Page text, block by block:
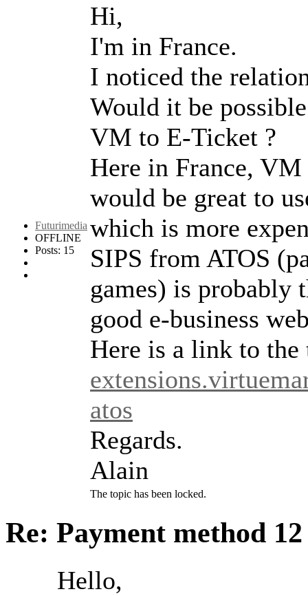
Futurimedia
OFFLINE
Posts: 15
Hi,
I'm in France.
I noticed the
Would it be
VM to E-Ticket ?
Here in France,
would be great to
which is more
SIPS from ATOS
games) is probably
good e-business
Here is a link to
atos
Regards.
Alain
The topic has been locked.
Re: Payment method
Hello,